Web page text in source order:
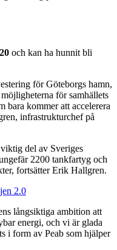
och kan ha hunnit bli
för Göteborgs hamn,
för samhällets
bara kommer att accelerera
infrastrukturchef på
del av Sveriges
2200 tankfartyg och
fortsätter Erik Hallgren.
2.0
långsiktiga ambition att
energi, och vi är glada
i form av Peab som hjälper